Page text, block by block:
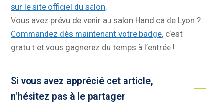
sur le site officiel du salon.
Vous avez prévu de venir au salon Handica de Lyon ?
Commandez dès maintenant votre badge, c’est
gratuit et vous gagnerez du temps à l’entrée !
Si vous avez apprécié cet article,
n'hésitez pas à le partager